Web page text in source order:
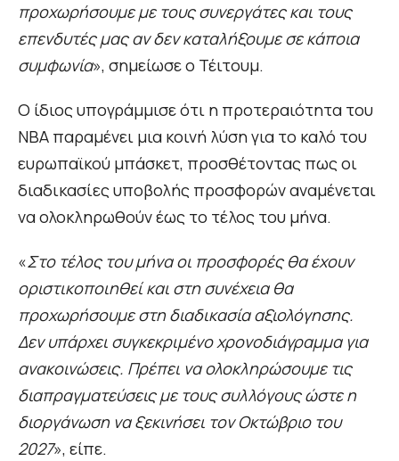
προχωρήσουμε με τους συνεργάτες και τους
επενδυτές μας αν δεν καταλήξουμε σε κάποια
συμφωνία», σημείωσε ο Τέιτουμ.
Ο ίδιος υπογράμμισε ότι η προτεραιότητα του
NBA παραμένει μια κοινή λύση για το καλό του
ευρωπαϊκού μπάσκετ, προσθέτοντας πως οι
διαδικασίες υποβολής προσφορών αναμένεται
να ολοκληρωθούν έως το τέλος του μήνα.
«Στο τέλος του μήνα οι προσφορές θα έχουν
οριστικοποιηθεί και στη συνέχεια θα
προχωρήσουμε στη διαδικασία αξιολόγησης.
Δεν υπάρχει συγκεκριμένο χρονοδιάγραμμα για
ανακοινώσεις. Πρέπει να ολοκληρώσουμε τις
διαπραγματεύσεις με τους συλλόγους ώστε η
διοργάνωση να ξεκινήσει τον Οκτώβριο του
2027», είπε.